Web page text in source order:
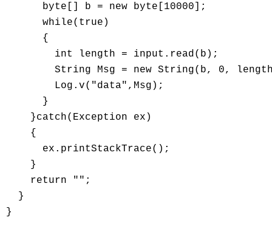
      byte[] b = new byte[10000];
      while(true)
      {
        int length = input.read(b);
String Msg = new String(b, 0,
        Log.v("data",Msg);
      }
    }catch(Exception ex)
    {
      ex.printStackTrace();
    }
    return "";
  }
}